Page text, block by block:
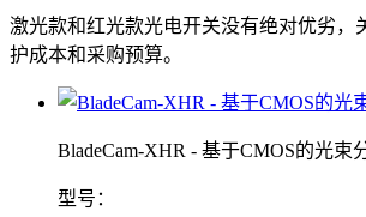
激光款和红光款光电开关没有绝对优劣，
护成本和采购预算。
BladeCam-XHR - 基于CMOS的光束
型号：